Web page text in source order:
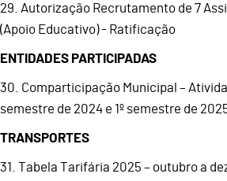
29. Autorização Recrutamento de 7
(Apoio Educativo) - Ratificação
ENTIDADES PARTICIPADAS
30. Comparticipação Municipal –
semestre de 2024 e 1º semestre de
TRANSPORTES
31. Tabela Tarifária 2025 – outubro a